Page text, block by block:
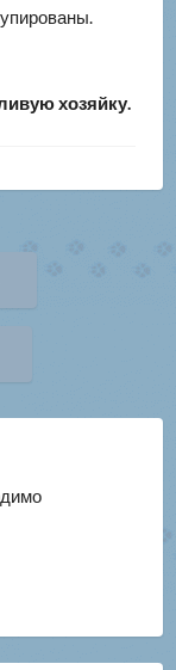
хозяйку.